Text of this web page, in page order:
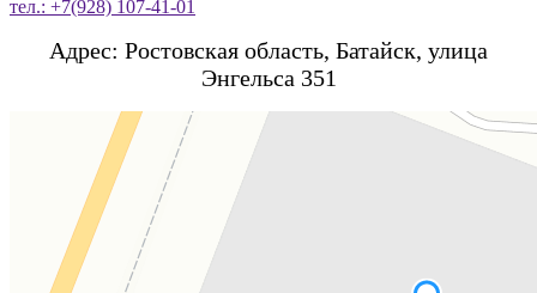
тел.: +7(928) 107-41-01
Адрес: Ростовская область, Батайск, улица
Энгельса 351